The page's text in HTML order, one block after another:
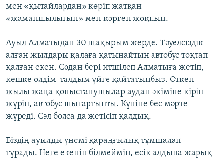
мен «қытайлардан» көріп жатқан
«жаманшылығын» мен көрген жоқпын.
Ауыл Алматыдан 30 шақырым жерде. Тәуелсіздік
алған жылдары қалаға қатынайтын автобус тоқтап
қалған екен. Содан бері итшілеп Алматыға жетіп,
кешке өлдім-талдым үйге қайтатынбыз. Өткен
жылы жаңа қоныстанушылар аудан әкіміне кіріп
жүріп, автобус шығартыпты. Күніне бес мәрте
жүреді. Сәл болса да жетісіп қалдық.
Біздің ауылды үнемі қараңғылық тұмшалап
тұрады. Неге екенін білмеймін, есік алдына жарық